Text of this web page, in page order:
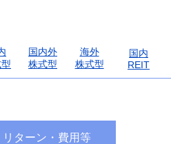
国内外
株式型
海外
株式型
国内
REIT
リターン・費用等